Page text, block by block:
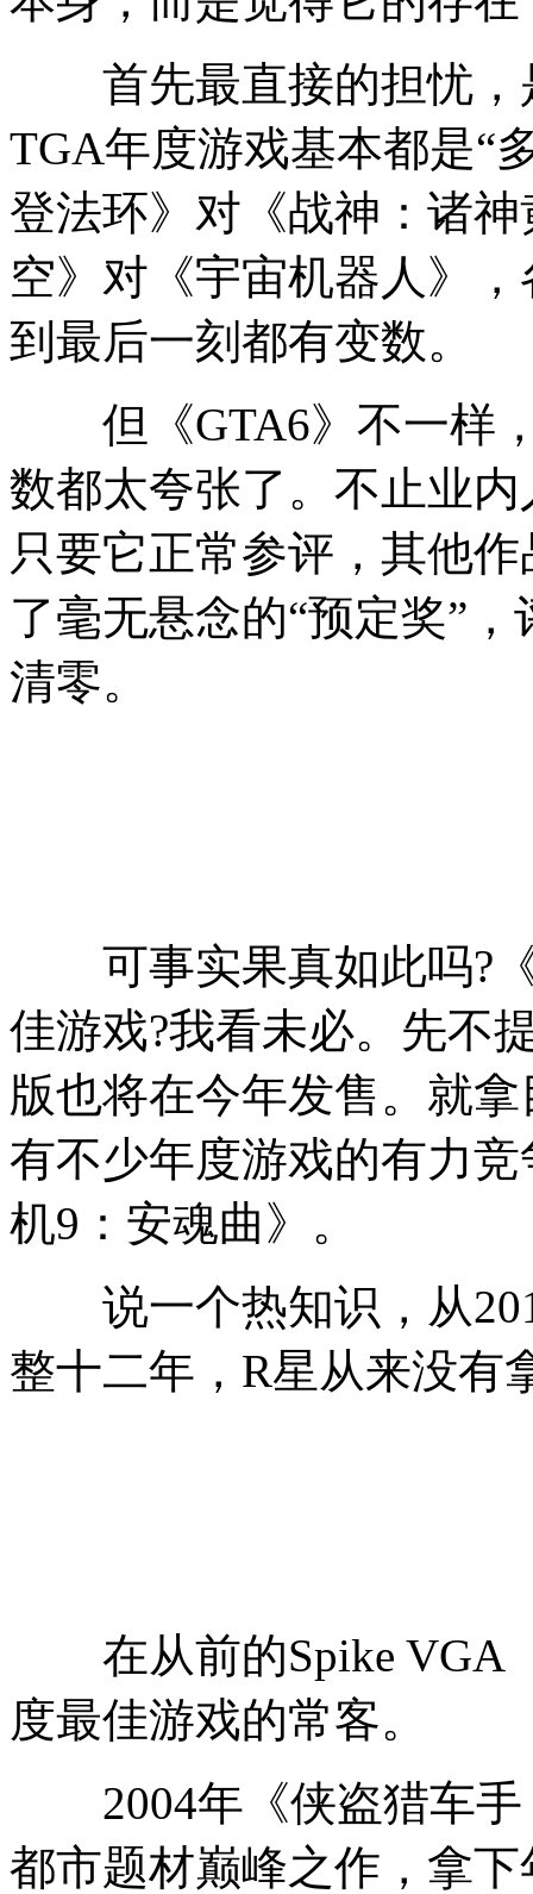
首先最直接的担忧，
TGA年度游戏基本都是“
登法环》对《战神：诸
空》对《宇宙机器人》
到最后一刻都有变数。
但《GTA6》不一样，
数都太夸张了。不止业
只要它正常参评，其他
了毫无悬念的“预定奖”
清零。
可事实果真如此吗?《
佳游戏?我看未必。先不
版也将在今年发售。就
有不少年度游戏的有力
机9：安魂曲》。
说一个热知识，从
整十二年，R星从来没有
在从前的Spike VGA
度最佳游戏的常客。
2004年《侠盗猎车手
都市题材巅峰之作，拿